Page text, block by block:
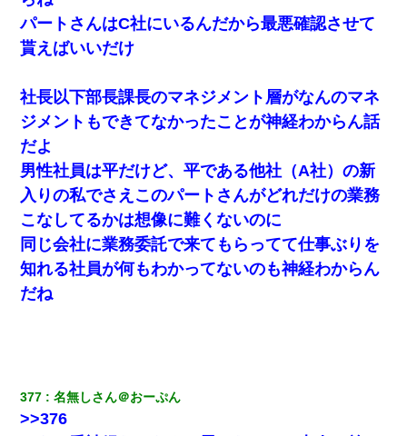
父親がくも膜下出血で突然ﾀﾋ。→母の貯金が0なことが判
明。→母「私を家に置いてほしい、どうか見捨てないで(土
下座」俺・嫁「…」
子供の頃、母の弟にイタズラされてて中学に入ってから関
係を持ってしまった。拒絶したら「全部バラしてやる」と
脅迫されたので両親に全部話した。
パートさんはC社にいるんだから最悪確認させて
貰えばいいだけ
社長以下部長課長のマネジメント層がなんのマネ
ジメントもできてなかったことが神経わからん話
だよ
男性社員は平だけど、平である他社（A社）の新
入りの私でさえこのパートさんがどれだけの業務
こなしてるかは想像に難くないのに
同じ会社に業務委託で来てもらってて仕事ぶりを
知れる社員が何もわかってないのも神経わからん
だね
377 名無しさん＠おーぷん
>>376